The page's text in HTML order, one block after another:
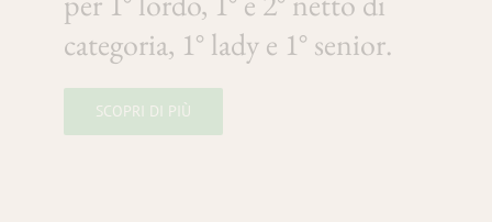
categoria, 1° lady e 1° senior.
SCOPRI DI PIÙ